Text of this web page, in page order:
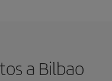
a Bilbao